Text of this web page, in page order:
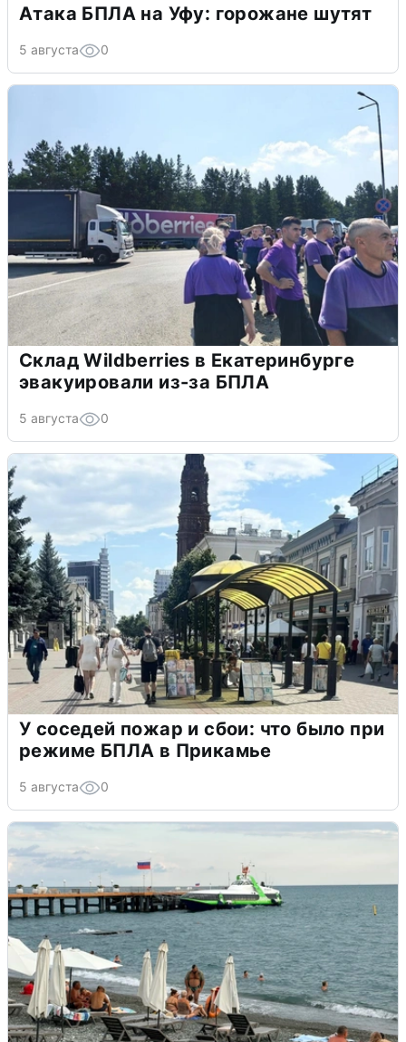
Атака БПЛА на Уфу: горожане шутят
5 августа 0
Склад Wildberries в Екатеринбурге
эвакуировали из-за БПЛА
5 августа 0
У соседей пожар и сбои: что было при
режиме БПЛА в Прикамье
5 августа 0